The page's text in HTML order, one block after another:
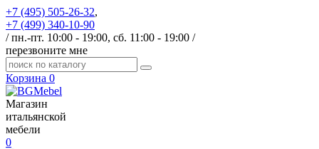
+7 (495) 505-26-32,
+7 (499) 340-10-90
/ пн.-пт. 10:00 - 19:00, сб. 11:00 - 19:00 /
перезвоните мне
Корзина 0
Магазин
итальянской
мебели
0